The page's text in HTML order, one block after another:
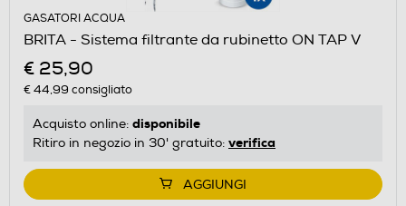
GASATORI ACQUA
BRITA - Sistema filtrante da rubinetto ON TAP V
€ 25,90
€ 44,99 consigliato
Acquisto online: disponibile
Ritiro in negozio in 30' gratuito: verifica
AGGIUNGI